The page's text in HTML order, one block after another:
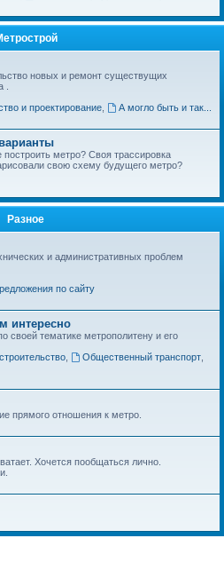
новых и ремонт существущих
и проектирование,
А могло быть и так...
метро? Своя трассировка
свою схему будущего метро?
Разное
и административных проблем
по сайту
интересно
своей тематике метрополитену и его
, Общественный транспорт,
прямого отношения к метро.
Хочется пообщаться лично.